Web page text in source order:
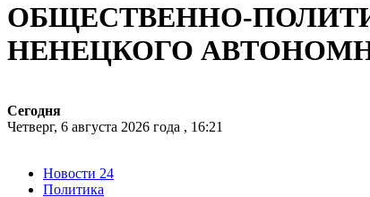
ОБЩЕСТВЕННО-
НЕНЕЦКОГО
Сегодня
Четверг, 6 августа 2026 года , 16:21
Новости 24
Политика